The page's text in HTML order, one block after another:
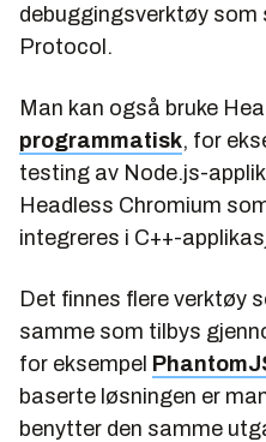
debuggingsverktøy
Protocol.
Man kan også bruke
programmatisk, for
testing av Node.js-
Headless Chromium
integreres i C++-
Det finnes flere verktøy
samme som tilbys
for eksempel
baserte løsningen er
benytter den samme